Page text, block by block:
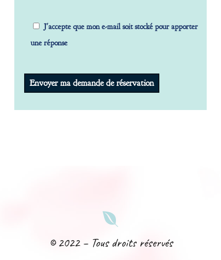
J'accepte que mon e-mail soit stocké pour apporter
une réponse
​© 2022 – Tous droits réservés